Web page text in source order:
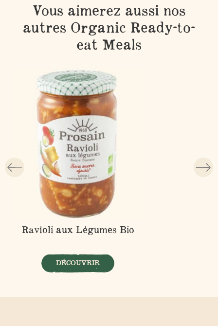
Vous aimerez aussi nos
autres Organic Ready-to-
eat Meals
Ravioli aux Légumes Bio
DÉCOUVRIR